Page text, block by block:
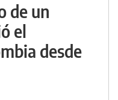
de un
el
desde